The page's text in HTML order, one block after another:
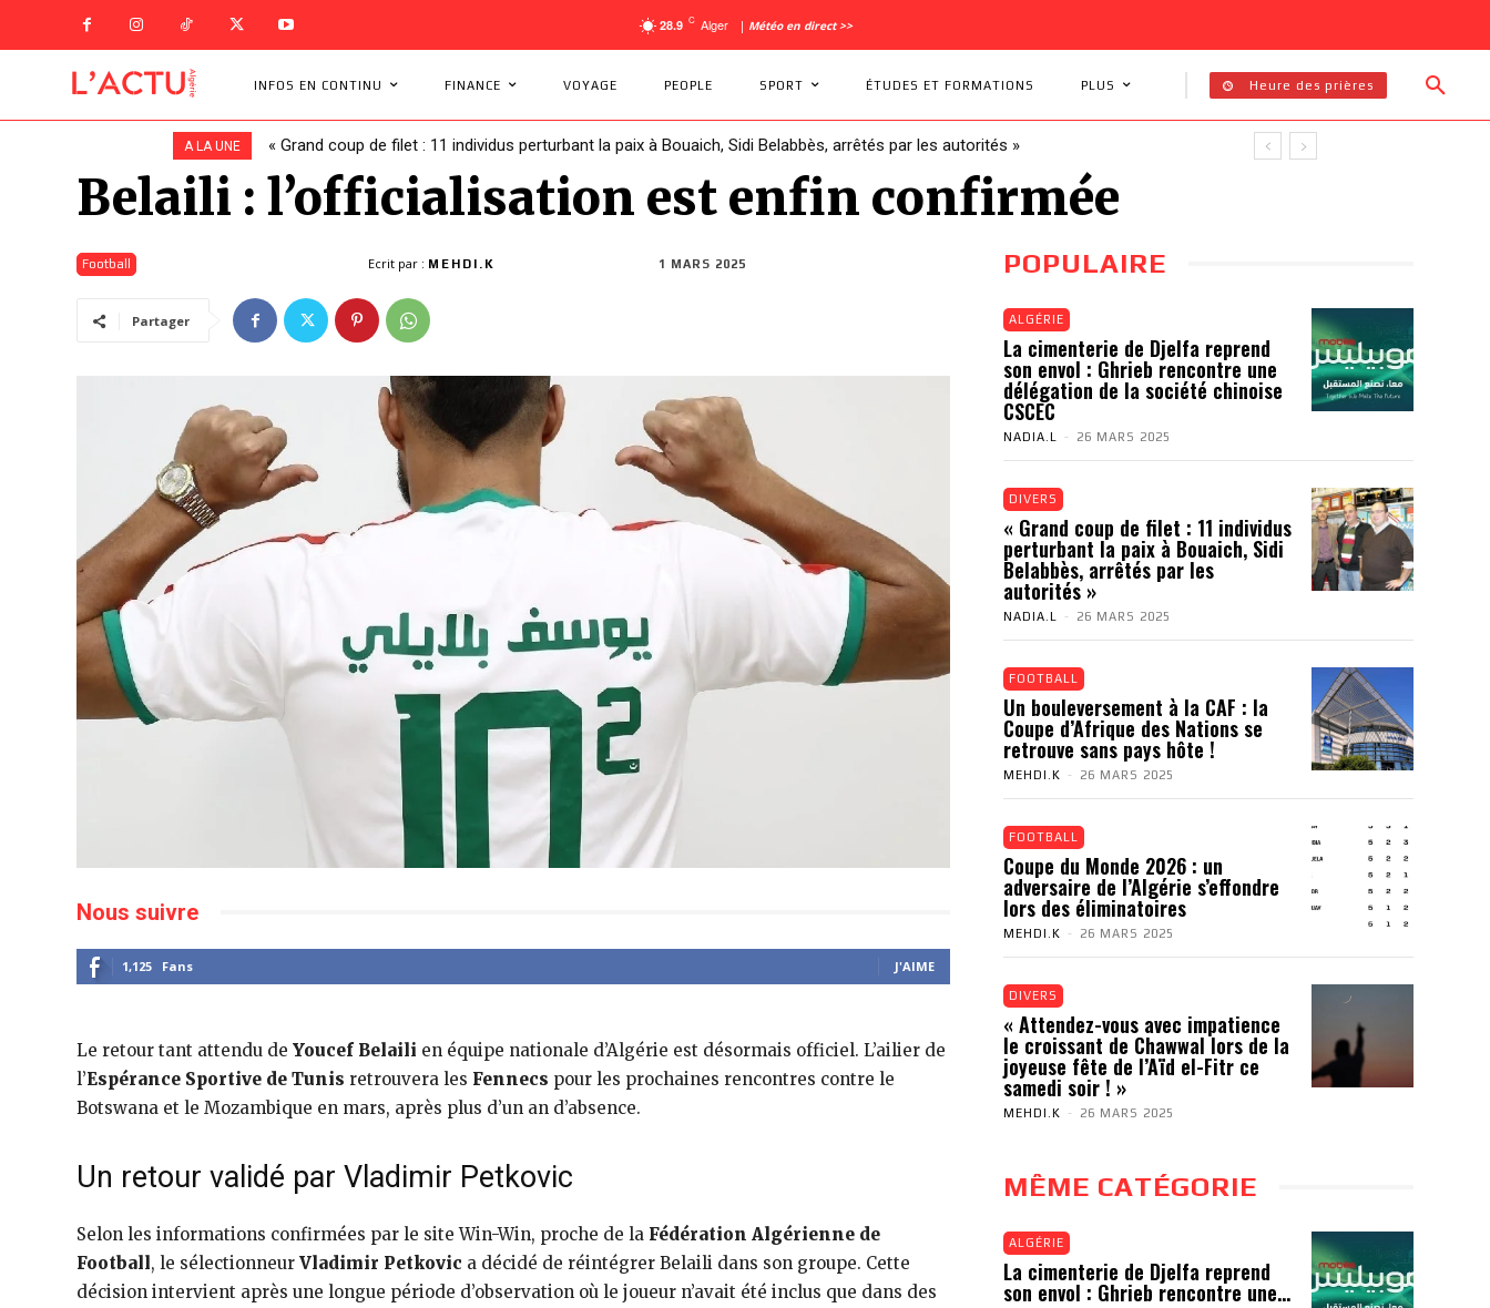
28.9 C Alger | Météo en direct >>
INFOS EN CONTINU FINANCE VOYAGE PEOPLE SPORT ÉTUDES ET FORMATIONS PLUS Heure des prières
A LA UNE « Grand coup de filet : 11 individus perturbant la paix à Bouaich, Sidi Belabbès, arrêtés par les autorités »
Belaili : l’officialisation est enfin confirmée
Football Ecrit par : MEHDI.K 1 MARS 2025
Partager
Nous suivre
1,125 Fans J'AIME
Le retour tant attendu de Youcef Belaili en équipe nationale d’Algérie est désormais officiel. L’ailier de
l’Espérance Sportive de Tunis retrouvera les Fennecs pour les prochaines rencontres contre le
Botswana et le Mozambique en mars, après plus d’un an d’absence.
Un retour validé par Vladimir Petkovic
Selon les informations confirmées par le site Win-Win, proche de la Fédération Algérienne de
Football, le sélectionneur Vladimir Petkovic a décidé de réintégrer Belaili dans son groupe. Cette
décision intervient après une longue période d’observation où le joueur n’avait été inclus que dans des
POPULAIRE
ALGÉRIE
La cimenterie de Djelfa reprend
son envol : Ghrieb rencontre une
délégation de la société chinoise
CSCEC
NADIA.L - 26 MARS 2025
DIVERS
« Grand coup de filet : 11 individus
perturbant la paix à Bouaich, Sidi
Belabbès, arrêtés par les
autorités »
NADIA.L - 26 MARS 2025
FOOTBALL
Un bouleversement à la CAF : la
Coupe d’Afrique des Nations se
retrouve sans pays hôte !
MEHDI.K - 26 MARS 2025
FOOTBALL
Coupe du Monde 2026 : un
adversaire de l’Algérie s’effondre
lors des éliminatoires
MEHDI.K - 26 MARS 2025
DIVERS
« Attendez-vous avec impatience
le croissant de Chawwal lors de la
joyeuse fête de l’Aïd el-Fitr ce
samedi soir ! »
MEHDI.K - 26 MARS 2025
MÊME CATÉGORIE
ALGÉRIE
La cimenterie de Djelfa reprend
son envol : Ghrieb rencontre une...